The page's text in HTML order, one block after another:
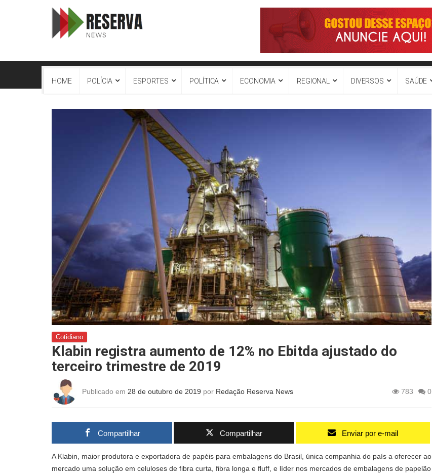
HOME POLÍCIA ESPORTES POLÍTICA ECONOMIA REGIONAL DIVERSOS SAÚDE
Cotidiano
Klabin registra aumento de 12% no Ebitda ajustado do
terceiro trimestre de 2019
Publicado em 28 de outubro de 2019 por Redação Reserva News 783 0
Compartilhar Compartilhar Enviar por e-mail
A Klabin, maior produtora e exportadora de papéis para embalagens do Brasil, única companhia do país a oferecer ao
mercado uma solução em celuloses de fibra curta, fibra longa e fluff, e líder nos mercados de embalagens de papelão